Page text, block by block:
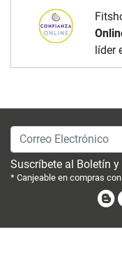
líder
Correo Electrónico
Suscríbete al Boletín
* Canjeable en compras